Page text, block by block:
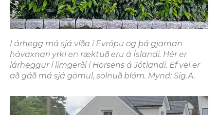
Lárhegg má sjá víða í Evrópu og þá gjarnan
hávaxnari yrki en ræktuð eru á Íslandi. Hér er
lárheggur í limgerði í Horsens á Jótlandi. Ef vel er
að gáð má sjá gömul, sölnuð blóm. Mynd: Sig.A.